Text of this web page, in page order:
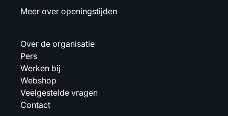
Meer over openingstijden
Over de organisatie
Pers
Werken bij
Webshop
Veelgestelde vragen
Contact